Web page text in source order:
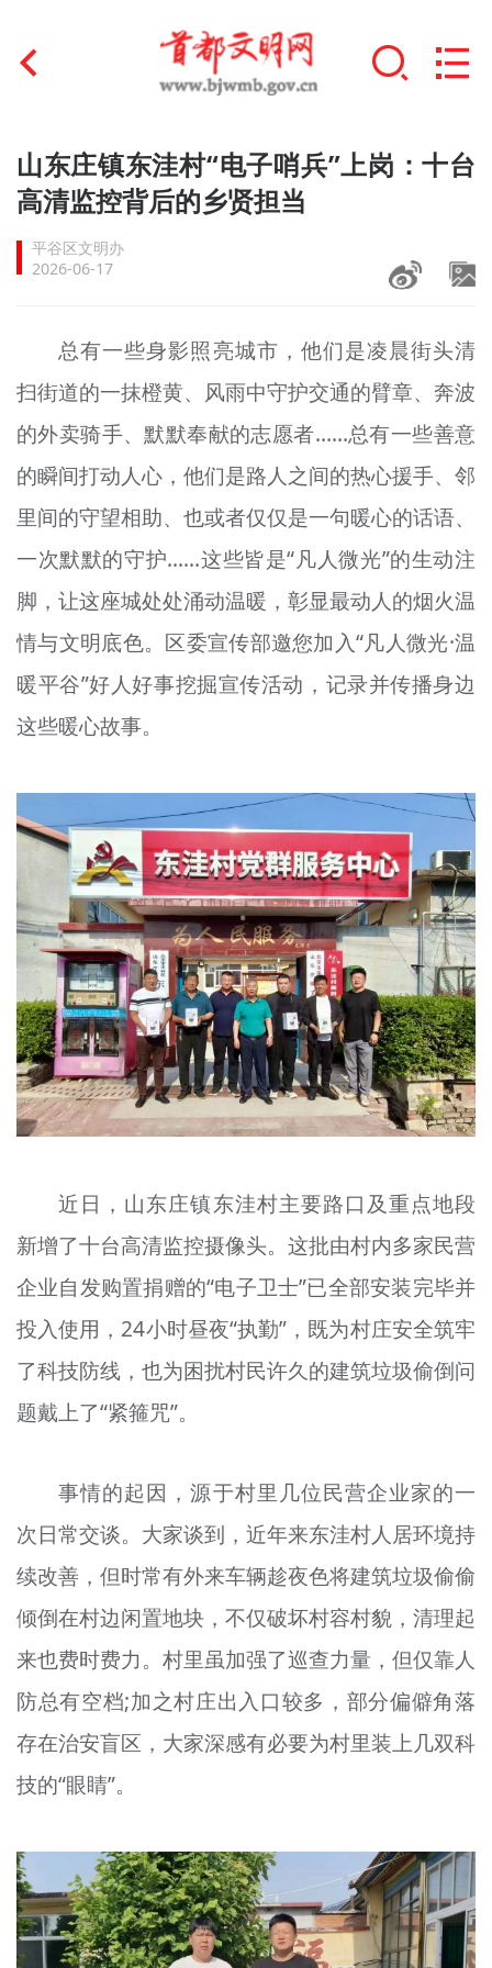
首页
文明创建
文明实践
未成年人思想道德建设
榜样人物
+
身边好人
文明评论
北京宣传文化引导基金
专题
资料库
山东庄镇东洼村“电子哨兵”上岗：十台
高清监控背后的乡贤担当
平谷区文明办
2026-06-17
总有一些身影照亮城市，他们是凌晨街头清
扫街道的一抹橙黄、风雨中守护交通的臂章、奔波
的外卖骑手、默默奉献的志愿者……总有一些善意
的瞬间打动人心，他们是路人之间的热心援手、邻
里间的守望相助、也或者仅仅是一句暖心的话语、
一次默默的守护......这些皆是“凡人微光”的生动注
脚，让这座城处处涌动温暖，彰显最动人的烟火温
情与文明底色。区委宣传部邀您加入“凡人微光·温
暖平谷”好人好事挖掘宣传活动，记录并传播身边
这些暖心故事。
近日，山东庄镇东洼村主要路口及重点地段
新增了十台高清监控摄像头。这批由村内多家民营
企业自发购置捐赠的“电子卫士”已全部安装完毕并
投入使用，24小时昼夜“执勤”，既为村庄安全筑牢
了科技防线，也为困扰村民许久的建筑垃圾偷倒问
题戴上了“紧箍咒”。
事情的起因，源于村里几位民营企业家的一
次日常交谈。大家谈到，近年来东洼村人居环境持
续改善，但时常有外来车辆趁夜色将建筑垃圾偷偷
倾倒在村边闲置地块，不仅破坏村容村貌，清理起
来也费时费力。村里虽加强了巡查力量，但仅靠人
防总有空档;加之村庄出入口较多，部分偏僻角落
存在治安盲区，大家深感有必要为村里装上几双科
技的“眼睛”。